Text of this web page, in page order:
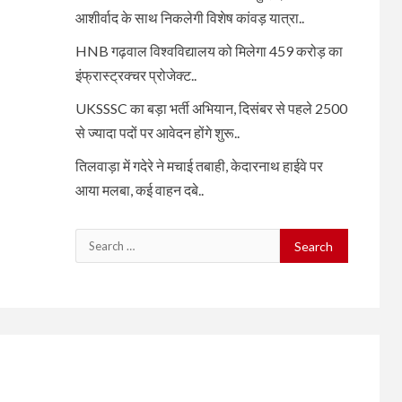
आशीर्वाद के साथ निकलेगी विशेष कांवड़ यात्रा..
HNB गढ़वाल विश्वविद्यालय को मिलेगा 459 करोड़ का
इंफ्रास्ट्रक्चर प्रोजेक्ट..
UKSSSC का बड़ा भर्ती अभियान, दिसंबर से पहले 2500
से ज्यादा पदों पर आवेदन होंगे शुरू..
तिलवाड़ा में गदेरे ने मचाई तबाही, केदारनाथ हाईवे पर
आया मलबा, कई वाहन दबे..
Search
for: